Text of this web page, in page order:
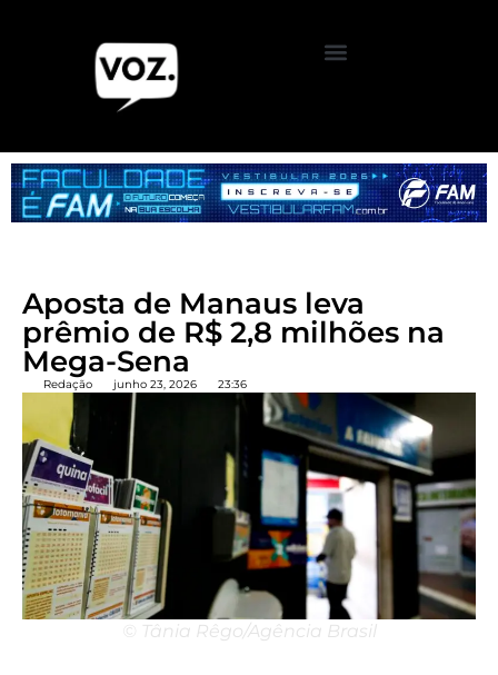
Aposta de Manaus leva
prêmio de R$ 2,8 milhões na
Mega-Sena
Redação junho 23, 2026 23:36
© Tânia Rêgo/Agência Brasil